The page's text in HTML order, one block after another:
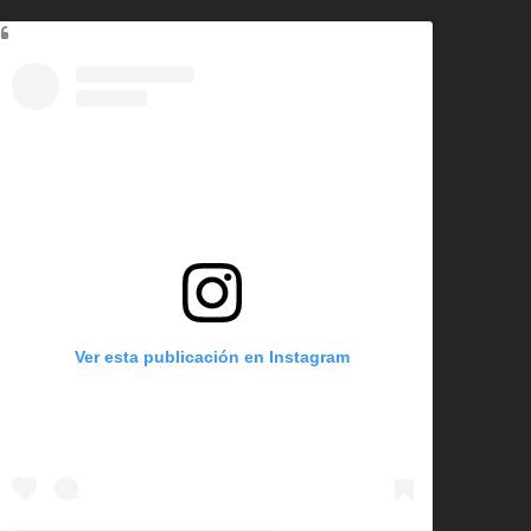
Ver esta publicación en Instagram